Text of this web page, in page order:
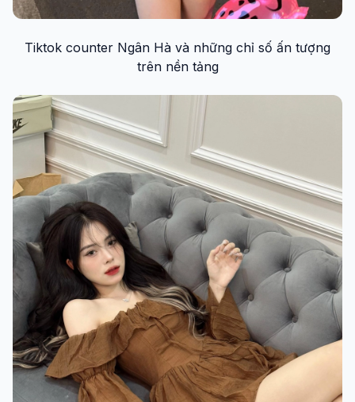
Tiktok counter Ngân Hà và những chỉ số ấn tượng
trên nền tảng